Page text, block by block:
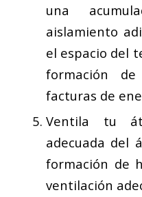
una
aislamiento
el espacio del
formación
facturas de
Ventila tu
adecuada del
formación de
ventilación